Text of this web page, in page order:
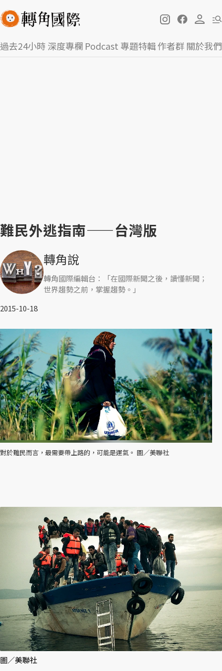
過去24小時深度專欄 Podcast 專題特輯作者群關於我們
難民外逃指南——台灣版
轉角說
轉角國際編輯台：「在國際新聞之後，讀懂新聞；
世界趨勢之前，掌握趨勢。」
2015-10-18
對於難民而言，最需要帶上路的，可能是運氣。 圖／美聯社
圖／美聯社